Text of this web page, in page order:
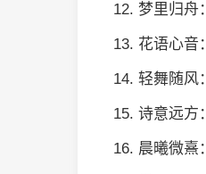
12. 梦里归舟
13. 花语心音
14. 轻舞随风
15. 诗意远方
16. 晨曦微熹